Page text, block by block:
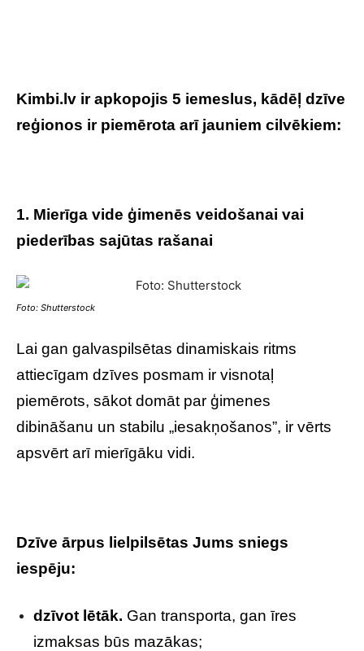
Kimbi.lv ir apkopojis 5 iemeslus, kādēļ dzīve
reģionos ir piemērota arī jauniem cilvēkiem:
1. Mierīga vide ģimenēs veidošanai vai
piederības sajūtas rašanai
Foto: Shutterstock
Lai gan galvaspilsētas dinamiskais ritms
attiecīgam dzīves posmam ir visnotaļ
piemērots, sākot domāt par ģimenes
dibināšanu un stabilu „iesakņošanos”, ir vērts
apsvērt arī mierīgāku vidi.
Dzīve ārpus lielpilsētas Jums sniegs
iespēju:
dzīvot lētāk. Gan transporta, gan īres
izmaksas būs mazākas;